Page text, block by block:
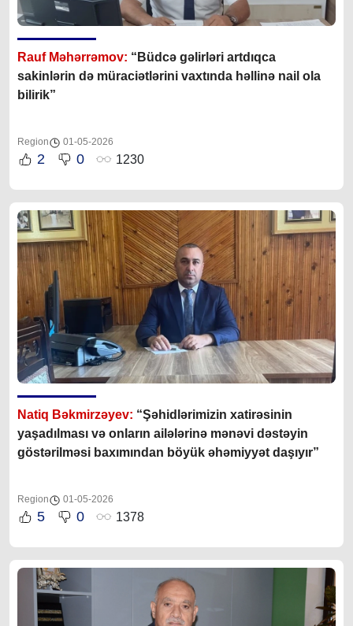
Rauf Məhərrəmov: “Büdcə gəlirləri artdıqca
sakinlərin də müraciətlərini vaxtında həllinə nail ola
bilirik”
Region 01-05-2026
2 0 1230
Natiq Bəkmirzəyev: “Şəhidlərimizin xatirəsinin
yaşadılması və onların ailələrinə mənəvi dəstəyin
göstərilməsi baxımından böyük əhəmiyyət daşıyır”
Region 01-05-2026
5 0 1378